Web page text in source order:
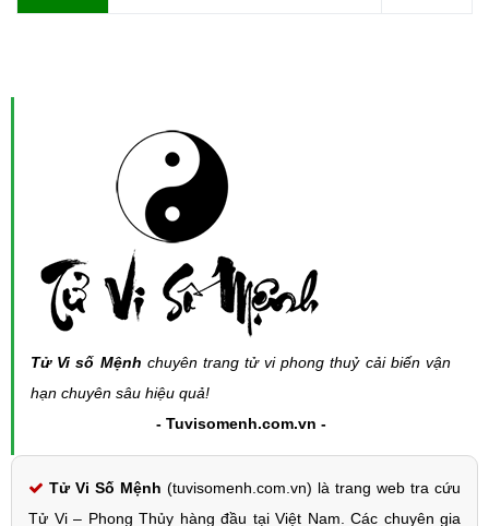
Tử Vi số Mệnh chuyên trang tử vi phong thuỷ cải biến vận
hạn chuyên sâu hiệu quả!
- Tuvisomenh.com.vn -
Tử Vi Số Mệnh (tuvisomenh.com.vn) là trang web tra cứu
Tử Vi – Phong Thủy hàng đầu tại Việt Nam. Các chuyên gia